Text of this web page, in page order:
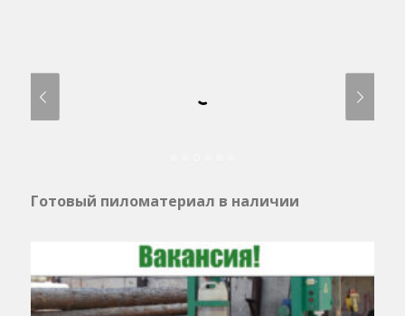
Готовый пиломатериал в наличии